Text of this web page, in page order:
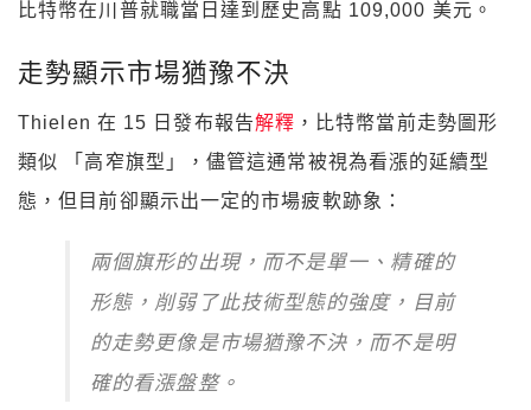
走勢顯示市場猶豫不決
Thielen 在 15 日發布報告解釋
類似 「高窄旗型」，儘管這通常被視為看漲的延續型
態，但目前卻顯示出一定的市場疲軟跡象：
兩個旗形的出現，而不是單一、精確的
形態，削弱了此技術型態的強度，目前
的走勢更像是市場猶豫不決，而不是明
確的看漲盤整。